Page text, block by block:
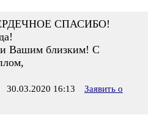
СПАСИБО!
и Вашим близким! С
30.03.2020 16:13
Заявить о